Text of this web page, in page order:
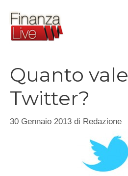
contenuto
Quanto vale
Twitter?
30 Gennaio 2013 di Redazione